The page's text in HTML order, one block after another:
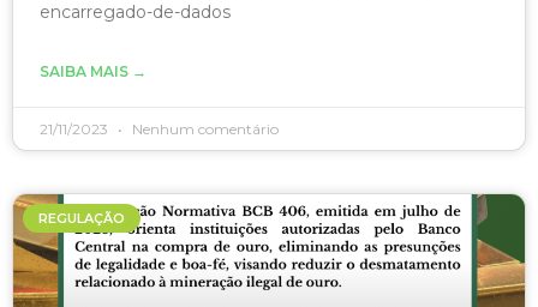
encarregado-de-dados
SAIBA MAIS →
21/11/2023 Nenhum comentário
REGULAÇÃO